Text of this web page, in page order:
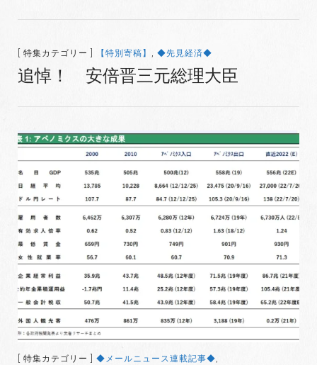
[ 特集カテゴリー ] 【特別寄稿】 , ◆先見経済◆
追悼！ 安倍晋三元総理大臣
[ 特集カテゴリー ] ◆メールニュース連載記事◆,